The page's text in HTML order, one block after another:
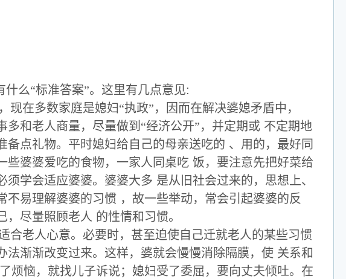
什么“标准答案”。这里有几点意见:
在多数家庭是媳妇“执政”，因而在解决婆媳矛盾中，
和老人商量，尽量做到“经济公开”，并定期或 不定期地
备点礼物。平时媳妇给自己的母亲送吃的 、用的，最好同
些婆婆爱吃的食物，一家人同桌吃 饭，要注意先把好菜给
须学会适应婆婆。婆婆大多 是从旧社会过来的，思想上、
不易理解婆婆的习惯 ，故一些举动，常会引起婆婆的反
，尽量照顾老人 的性情和习惯。
老人心意。必要时，甚至迫使自己迁就老人的某些习惯
渐渐改变过来。这样，婆就会慢慢消除隔膜，使 关系和
烦恼，就找儿子诉说；媳妇受了委屈，要向丈夫倾吐。在